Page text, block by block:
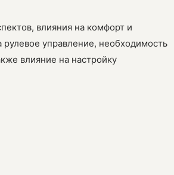
влияния на комфорт и
управление, необходимость
влияние на настройку